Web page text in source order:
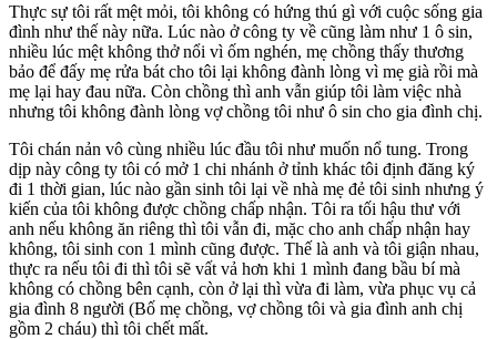
Thực sự tôi rất mệt mỏi, tôi không có hứng thú gì với cuộc sống gia
đình như thế này nữa. Lúc nào ở công ty về cũng làm như 1 ô sin,
nhiều lúc mệt không thở nổi vì ốm nghén, mẹ chồng thấy thương
bảo để đấy mẹ rửa bát cho tôi lại không đành lòng vì mẹ già rồi mà
mẹ lại hay đau nữa. Còn chồng thì anh vẫn giúp tôi làm việc nhà
nhưng tôi không đành lòng vợ chồng tôi như ô sin cho gia đình chị.
Tôi chán nản vô cùng nhiều lúc đầu tôi như muốn nổ tung. Trong
dịp này công ty tôi có mở 1 chi nhánh ở tỉnh khác tôi định đăng ký
đi 1 thời gian, lúc nào gần sinh tôi lại về nhà mẹ đẻ tôi sinh nhưng ý
kiến của tôi không được chồng chấp nhận. Tôi ra tối hậu thư với
anh nếu không ăn riêng thì tôi vẫn đi, mặc cho anh chấp nhận hay
không, tôi sinh con 1 mình cũng được. Thế là anh và tôi giận nhau,
thực ra nếu tôi đi thì tôi sẽ vất vả hơn khi 1 mình đang bầu bí mà
không có chồng bên cạnh, còn ở lại thì vừa đi làm, vừa phục vụ cả
gia đình 8 người (Bố mẹ chồng, vợ chồng tôi và gia đình anh chị
gồm 2 cháu) thì tôi chết mất.